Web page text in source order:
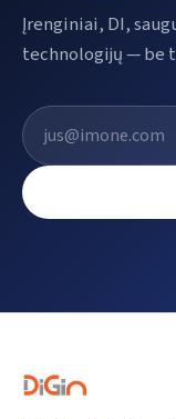
Įrenginiai, DI,
technologijų — be
El. pašto adresas